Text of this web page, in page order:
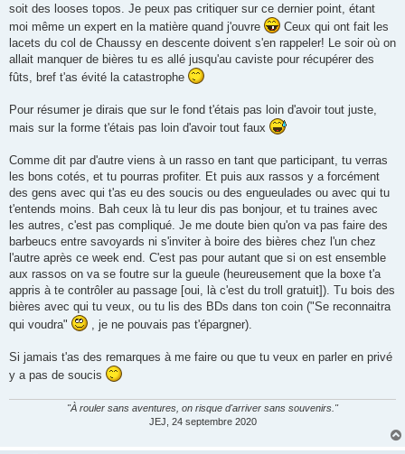
soit des looses topos. Je peux pas critiquer sur ce dernier point, étant
moi même un expert en la matière quand j'ouvre
Ceux qui ont fait les
lacets du col de Chaussy en descente doivent s'en rappeler! Le soir où on
allait manquer de bières tu es allé jusqu'au caviste pour récupérer des
fûts, bref t'as évité la catastrophe
Pour résumer je dirais que sur le fond t'étais pas loin d'avoir tout juste,
mais sur la forme t'étais pas loin d'avoir tout faux
Comme dit par d'autre viens à un rasso en tant que participant, tu verras
les bons cotés, et tu pourras profiter. Et puis aux rassos y a forcément
des gens avec qui t'as eu des soucis ou des engueulades ou avec qui tu
t'entends moins. Bah ceux là tu leur dis pas bonjour, et tu traines avec
les autres, c'est pas compliqué. Je me doute bien qu'on va pas faire des
barbeucs entre savoyards ni s'inviter à boire des bières chez l'un chez
l'autre après ce week end. C'est pas pour autant que si on est ensemble
aux rassos on va se foutre sur la gueule (heureusement que la boxe t'a
appris à te contrôler au passage [oui, là c'est du troll gratuit]). Tu bois des
bières avec qui tu veux, ou tu lis des BDs dans ton coin ("Se reconnaitra
qui voudra"
, je ne pouvais pas t'épargner).
Si jamais t'as des remarques à me faire ou que tu veux en parler en privé
y a pas de soucis
"À rouler sans aventures, on risque d'arriver sans souvenirs."
JEJ, 24 septembre 2020